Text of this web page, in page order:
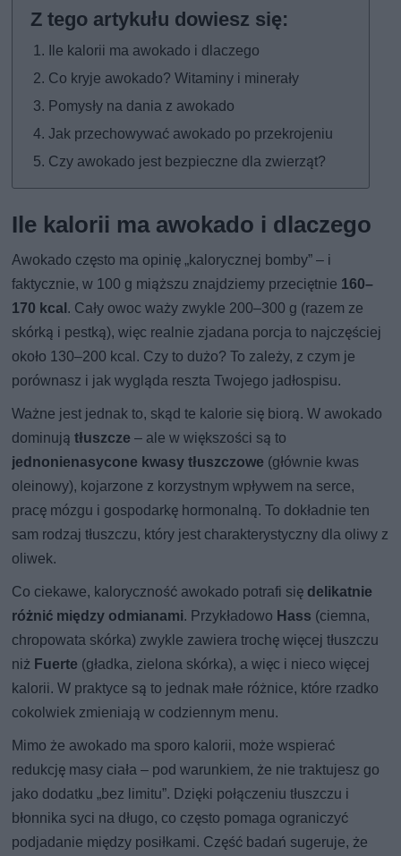
Ile kalorii ma awokado i dlaczego
Co kryje awokado? Witaminy i minerały
Pomysły na dania z awokado
Jak przechowywać awokado po przekrojeniu
Czy awokado jest bezpieczne dla zwierząt?
Ile kalorii ma awokado i dlaczego
Awokado często ma opinię „kalorycznej bomby” – i
faktycznie, w 100 g miąższu znajdziemy przeciętnie 160–
170 kcal. Cały owoc waży zwykle 200–300 g (razem ze
skórką i pestką), więc realnie zjadana porcja to najczęściej
około 130–200 kcal. Czy to dużo? To zależy, z czym je
porównasz i jak wygląda reszta Twojego jadłospisu.
Ważne jest jednak to, skąd te kalorie się biorą. W awokado
dominujątłuszcze – ale w większości są to
jednonienasycone kwasy tłuszczowe (głównie kwas
oleinowy), kojarzone z korzystnym wpływem na serce,
pracę mózgu i gospodarkę hormonalną. To dokładnie ten
sam rodzaj tłuszczu, który jest charakterystyczny dla oliwy z
oliwek.
Co ciekawe, kaloryczność awokado potrafi się delikatnie
różnić między odmianami. Przykładowo Hass (ciemna,
chropowata skórka) zwykle zawiera trochę więcej tłuszczu
niż Fuerte (gładka, zielona skórka), a więc i nieco więcej
kalorii. W praktyce są to jednak małe różnice, które rzadko
cokolwiek zmieniają w codziennym menu.
Mimo że awokado ma sporo kalorii, może wspierać
redukcję masy ciała – pod warunkiem, że nie traktujesz go
jako dodatku „bez limitu”. Dzięki połączeniu tłuszczu i
błonnika syci na długo, co często pomaga ograniczyć
podjadanie między posiłkami. Część badań sugeruje, że